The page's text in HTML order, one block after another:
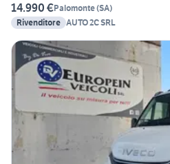
14.990 €Palomonte(SA)
Rivenditore AUTO 2C SRL